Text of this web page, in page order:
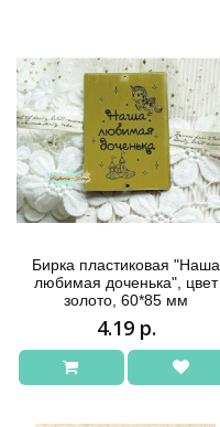
Бирка пластиковая "Наша
любимая доченька", цвет
золото, 60*85 мм
4.19 р.